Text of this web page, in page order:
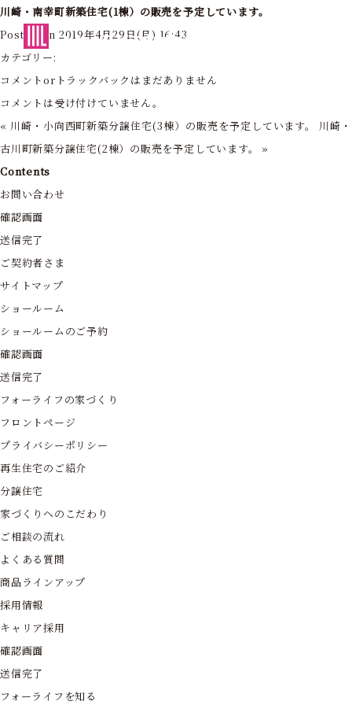
フォーライフ株式会社
川崎・南幸町新築住宅(1棟）の販売を予定しています。
Posted on 2019年4月29日(月) 16:43
カテゴリー:
コメントorトラックバックはまだありません
コメントは受け付けていません。
« 川崎・小向西町新築分譲住宅(3棟）の販売を予定しています。
川崎・
古川町新築分譲住宅(2棟）の販売を予定しています。
»
Contents
お問い合わせ
確認画面
送信完了
ご契約者さま
サイトマップ
ショールーム
ショールームのご予約
確認画面
送信完了
フォーライフの家づくり
フロントページ
プライバシーポリシー
再生住宅のご紹介
分譲住宅
家づくりへのこだわり
ご相談の流れ
よくある質問
商品ラインアップ
採用情報
キャリア採用
確認画面
送信完了
フォーライフを知る